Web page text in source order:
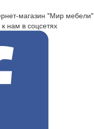
магазин "Мир мебели"
нам в соцсетях